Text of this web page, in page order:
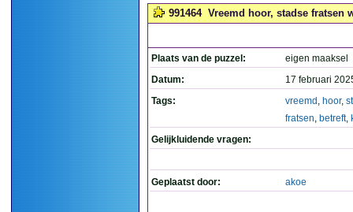
991464 Vreemd hoor, stadse fratsen
Plaats van de puzzel:
eigen maaksel
Datum:
17 februari
Tags:
vreemd , hoor,
fratsen, betreft,
Gelijkluidende vragen:
Geplaatst door: akoe